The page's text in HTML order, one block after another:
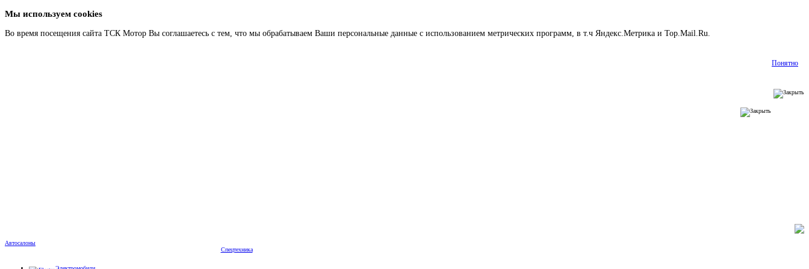
Мы используем cookies
Во время посещения сайта ТСК Мотор Вы соглашаетесь с тем, что мы обрабатываем Ваши персональные данные с использованием метрических программ, в т.ч Яндекс.Метрика и Top.Mail.Ru.
Понятно
Автосалоны
Спецтехника